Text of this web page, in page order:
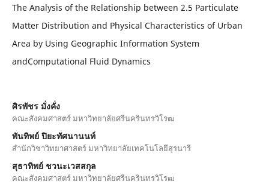
The Analysis of the Relationship between 2.5 Particulate
Matter Distribution and Physical Characteristics of Urban
Area by Using Geographic Information System
andComputational Fluid Dynamics
ศิรพัชร มั่งคั่ง
คณะสังคมศาสตร์ มหาวิทยาลัยศรีนครินทรวิโรฒ
พันทิพย์ ปิยะทัศนานนท์
สํานักวิชาวิทยาศาสตร์ มหาวิทยาลัยเทคโนโลยีสุรนารี
สุธาทิพย์ ชวนะเวสสกุล
คณะสังคมศาสตร์ มหาวิทยาลัยศรีนครินทรวิโรฒ